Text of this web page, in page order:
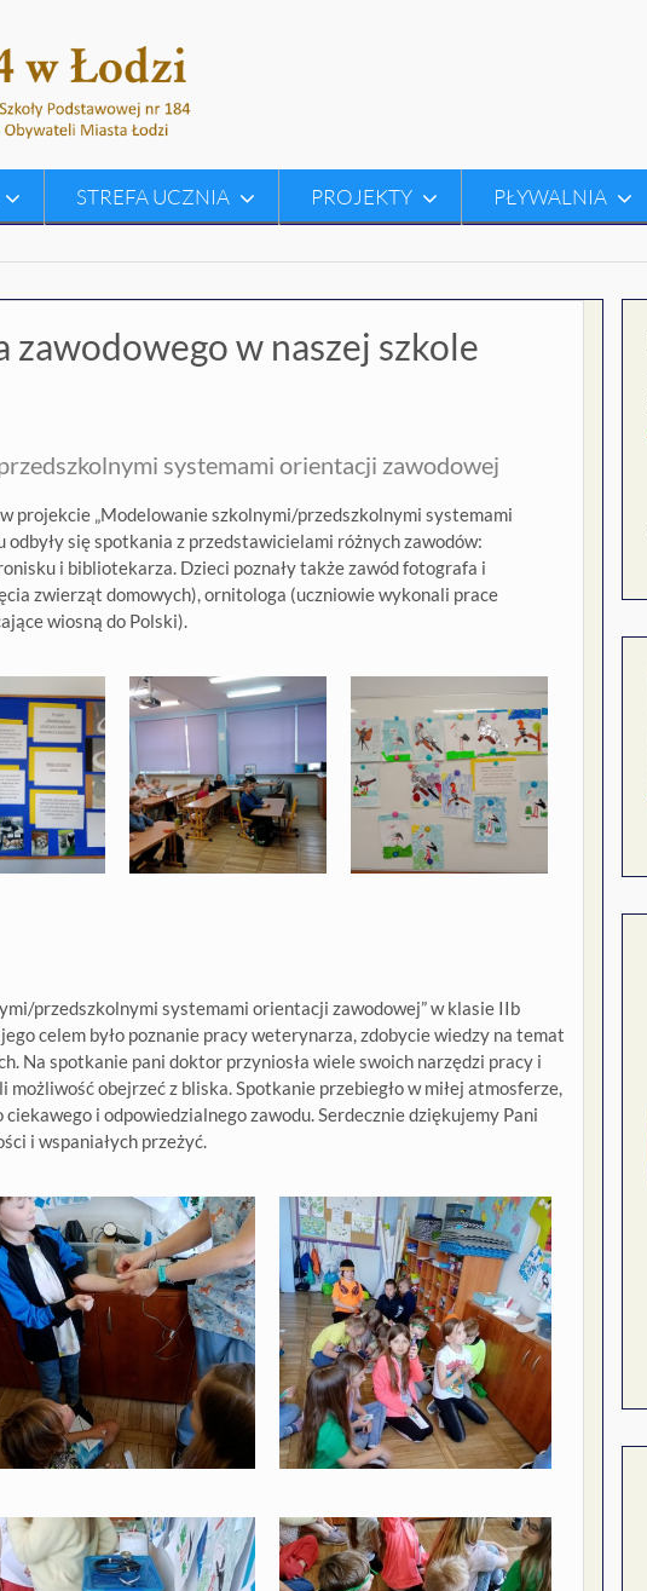
STREFA UCZNIA PROJEKTY PŁYWALNIA
zawodowego w naszej szkole
systemami orientacji zawodowej
projekcie „Modelowanie szkolnymi/przedszkolnymi systemami
się spotkania z przedstawicielami różnych zawodów:
i bibliotekarza. Dzieci poznały także zawód fotografa i
zwierząt domowych), ornitologa (uczniowie wykonali prace
wiosną do Polski).
przedszkolnymi systemami orientacji zawodowej” w klasie IIb
celem było poznanie pracy weterynarza, zdobycie wiedzy na temat
Na spotkanie pani doktor przyniosła wiele swoich narzędzi pracy i
obejrzeć z bliska. Spotkanie przebiegło w miłej atmosferze,
ciekawego i odpowiedzialnego zawodu. Serdecznie dziękujemy Pani
i wspaniałych przeżyć.